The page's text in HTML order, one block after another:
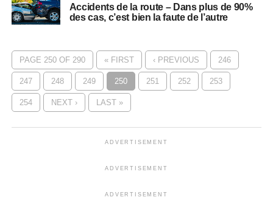
Accidents de la route – Dans plus de 90%
des cas, c’est bien la faute de l’autre
PAGE 250 OF 290 « FIRST ‹ PREVIOUS 246
247 248 249 250 251 252 253
254 NEXT › LAST »
ADVERTISEMENT
ADVERTISEMENT
ADVERTISEMENT